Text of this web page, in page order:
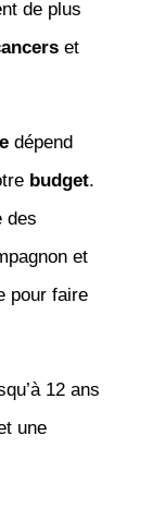
de plus
et
dépend
budget.
des
et
pour faire
12 ans
une